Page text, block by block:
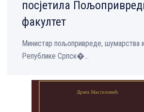
посјетила
факултет
Министар пољопривреде, шумарства
Републике Српск�...